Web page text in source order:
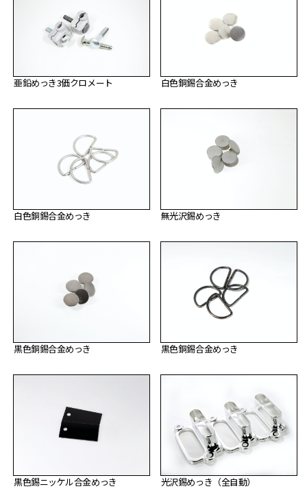
亜鉛めっき3価クロメート 白色銅錫合金めっき
白色銅錫合金めっき 無光沢錫めっき
黒色銅錫合金めっき 黒色銅錫合金めっき
黒色錫ニッケル合金めっき 光沢錫めっき（全自動）